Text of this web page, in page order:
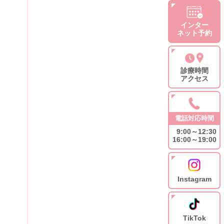
インター
ネット予約
診療時間
アクセス
電話対応時間
9:00～12:30
16:00～19:00
Instagram
TikTok